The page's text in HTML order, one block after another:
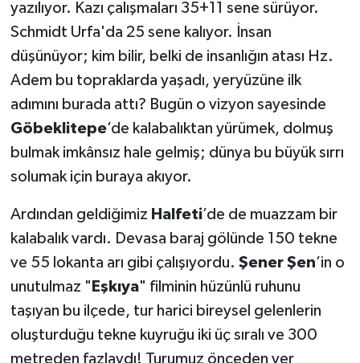
yazılıyor. Kazı çalışmaları 35+11 sene sürüyor.
Schmidt Urfa'da 25 sene kalıyor. İnsan
düşünüyor; kim bilir, belki de insanlığın atası Hz.
Adem bu topraklarda yaşadı, yeryüzüne ilk
adımını burada attı? Bugün o vizyon sayesinde
Göbeklitepe’de kalabalıktan yürümek, dolmuş
bulmak imkânsız hale gelmiş; dünya bu büyük sırrı
solumak için buraya akıyor.
​Ardından geldiğimiz Halfeti’de de muazzam bir
kalabalık vardı. Devasa baraj gölünde 150 tekne
ve 55 lokanta arı gibi çalışıyordu. Şener Şen’in o
unutulmaz " Eşkıya" filminin hüzünlü ruhunu
taşıyan bu ilçede, tur harici bireysel gelenlerin
oluşturduğu tekne kuyruğu iki üç sıralı ve 300
metreden fazlaydı! Turumuz önceden yer